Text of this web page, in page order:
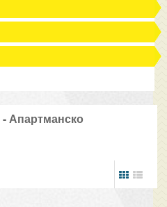
- Апартманско